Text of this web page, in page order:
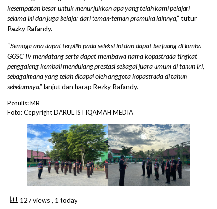
kesempatan besar untuk menunjukkan apa yang telah kami pelajari
selama ini dan juga belajar dari teman-teman pramuka lainnya,” tutur
Rezky Rafandy.
“Semoga ana dapat terpilih pada seleksi ini dan dapat berjuang di lomba
GGSC IV mendatang serta dapat membawa nama kopastrada tingkat
penggalang kembali mendulang prestasi sebagai juara umum di tahun ini,
sebagaimana yang telah dicapai oleh anggota kopastrada di tahun
sebelumnya,” lanjut dan harap Rezky Rafandy.
Penulis: MB
Foto: Copyright DARUL ISTIQAMAH MEDIA
127 views , 1 today